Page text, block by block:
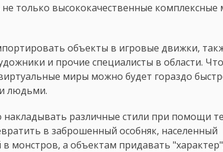
только высококачественные комплексные
объекты в игровые движки,
и прочие специалисты в области.
миры можно будет гораздо
людьми.
различные стили при помощи
в заброшенный особняк, населенный
монстров, а объектам придавать